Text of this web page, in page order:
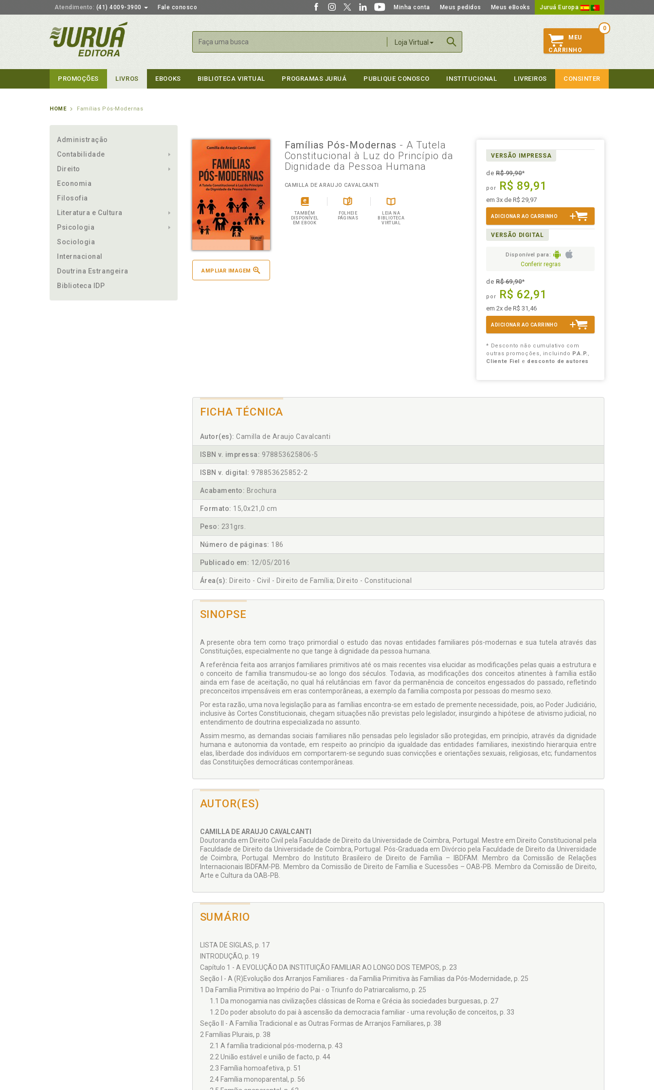
Atendimento: (41) 4009-3900 Fale conosco Minha conta Meus pedidos Meus eBooks Juruá Europa
Loja Virtual
Buscar
0
MEU
CARRINHO
PROMOÇÕES LIVROS EBOOKS BIBLIOTECA VIRTUAL PROGRAMAS JURUÁ PUBLIQUE CONOSCO INSTITUCIONAL LIVREIROS CONSINTER
HOME Famílias Pós-Modernas
Administração
Contabilidade
Direito
Economia
Filosofia
Literatura e Cultura
Psicologia
Sociologia
Internacional
Doutrina Estrangeira
Biblioteca IDP
AMPLIAR IMAGEM
Famílias Pós-Modernas - A Tutela
Constitucional à Luz do Princípio da
Dignidade da Pessoa Humana
CAMILLA DE ARAUJO CAVALCANTI
TAMBÉM
DISPONÍVEL
EM EBOOK
FOLHEIE
PÁGINAS
LEIA NA
BIBLIOTECA
VIRTUAL
VERSÃO IMPRESSA
deR$ 99,90*
por R$ 89,91
em 3x de R$ 29,97
ADICIONAR AO CARRINHO
VERSÃO DIGITAL
Disponível para:
Conferir regras
deR$ 69,90*
por R$ 62,91
em 2x de R$ 31,46
ADICIONAR AO CARRINHO
* Desconto não cumulativo com
outras promoções, incluindo P.A.P.,
Cliente Fiel
e desconto de autores
FICHA TÉCNICA
Autor(es): Camilla de Araujo Cavalcanti
ISBN v. impressa: 978853625806-5
ISBN v. digital: 978853625852-2
Acabamento: Brochura
Formato: 15,0x21,0 cm
Peso: 231grs.
Número de páginas: 186
Publicado em: 12/05/2016
Área(s): Direito - Civil - Direito de Família; Direito - Constitucional
SINOPSE
A presente obra tem como traço primordial o estudo das novas entidades familiares pós-modernas e sua tutela através das
Constituições, especialmente no que tange à dignidade da pessoa hu­mana.
A referência feita aos arranjos familiares primitivos até os mais re­centes visa elucidar as modificações pelas quais a estrutura e
o conceito de família transmudou-se ao longo dos séculos. Todavia, as modificações dos conceitos atinentes à família estão
ainda em fase de aceitação, no qual há relutâncias em favor da permanên­cia de conceitos engessados do passado, refletindo
preconceitos impensáveis em eras contemporâneas, a exemplo da família com­posta por pessoas do mesmo sexo.
Por esta razão, uma nova legislação para as famílias encontra-se em estado de premente necessidade, pois, ao Poder Judiciário,
inclusive às Cortes Constitucionais, chegam situações não previs­tas pelo legislador, insurgindo a hipótese de ativismo judicial, no
entendimento de doutrina especializada no assunto.
Assim mesmo, as demandas sociais familiares não pensadas pelo legislador são protegidas, em princípio, através da dignidade
humana e autonomia da vontade, em respeito ao princípio da igualdade das entidades familiares, inexistindo hierarquia entre
elas, liberdade dos indivíduos em comportarem-se segundo suas convicções e orientações sexuais, religiosas, etc; fundamentos
das Constituições democráticas contemporâneas.
AUTOR(ES)
CAMILLA DE ARAUJO CAVALCANTI
Doutoranda em Direito Civil pela Faculdade de Direito da Universidade de Coimbra, Portugal. Mestre em Direito Constitucional pela
Facul­dade de Direito da Universi­dade de Coimbra, Portugal. Pós-Graduada em Divórcio pela Faculdade de Direito da Universidade
de Coimbra, Portugal. Membro do Insti­tuto Brasileiro de Direito de Família – IBDFAM. Membro da Comissão de Relações
Internacionais IBDFAM-PB. Membro da Comissão de Di­reito de Família e Sucessões – OAB-PB. Membro da Comis­são de Direito,
Arte e Cultura da OAB-PB.
SUMÁRIO
LISTA DE SIGLAS, p. 17
INTRODUÇÃO, p. 19
Capítulo 1 - A EVOLUÇÃO DA INSTITUIÇÃO FAMILIAR AO LONGO DOS TEMPOS, p. 23
Seção I - A (R)Evolução dos Arranjos Familiares - da Família Primitiva às Famílias da Pós-Modernidade, p. 25
1 Da Família Primitiva ao Império do Pai - o Triunfo do Patriarcalismo, p. 25
1.1 Da monogamia nas civilizações clássicas de Roma e Grécia às sociedades burguesas, p. 27
1.2 Do poder absoluto do pai à ascensão da democracia familiar - uma revolução de conceitos, p. 33
Seção II - A Família Tradicional e as Outras Formas de Arranjos Familiares, p. 38
2 Famílias Plurais, p. 38
2.1 A família tradicional pós-moderna, p. 43
2.2 União estável e união de facto, p. 44
2.3 Família homoafetiva, p. 51
2.4 Família monoparental, p. 56